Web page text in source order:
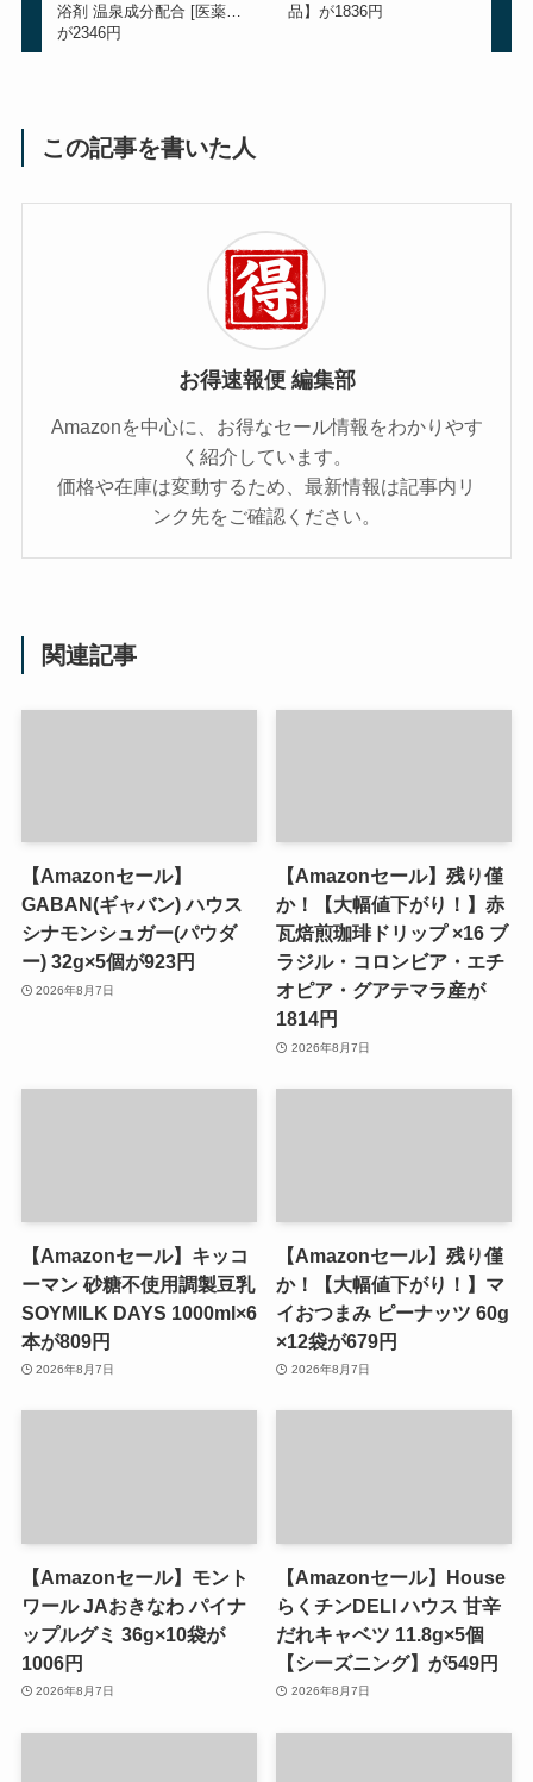
浴剤 温泉成分配合 [医薬…
が2346円
品】が1836円
この記事を書いた人
お得速報便 編集部
Amazonを中心に、お得なセール情報をわかりやす
く紹介しています。
価格や在庫は変動するため、最新情報は記事内リ
ンク先をご確認ください。
関連記事
【Amazonセール】
GABAN(ギャバン) ハウス
シナモンシュガー(パウダ
ー) 32g×5個が923円
2026年8月7日
【Amazonセール】残り僅
か！【大幅値下がり！】赤
瓦焙煎珈琲ドリップ ×16 ブ
ラジル・コロンビア・エチ
オピア・グアテマラ産が
1814円
2026年8月7日
【Amazonセール】キッコ
ーマン 砂糖不使用調製豆乳
SOYMILK DAYS 1000ml×6
本が809円
2026年8月7日
【Amazonセール】残り僅
か！【大幅値下がり！】マ
イおつまみ ピーナッツ 60g
×12袋が679円
2026年8月7日
【Amazonセール】モント
ワール JAおきなわ パイナ
ップルグミ 36g×10袋が
1006円
2026年8月7日
【Amazonセール】House
らくチンDELI ハウス 甘辛
だれキャベツ 11.8g×5個
【シーズニング】が549円
2026年8月7日